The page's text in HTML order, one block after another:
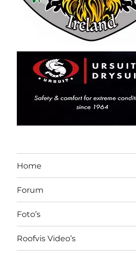
Home
Forum
Foto’s
Roofvis Video’s